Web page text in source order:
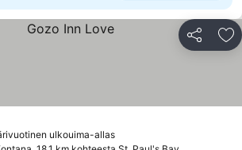
Jaa
ulkouima-allas